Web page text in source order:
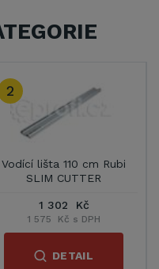
2
Vodící lišta 110 cm Rubi
SLIM CUTTER
1 302 Kč
1 575 Kč s DPH
DETAIL